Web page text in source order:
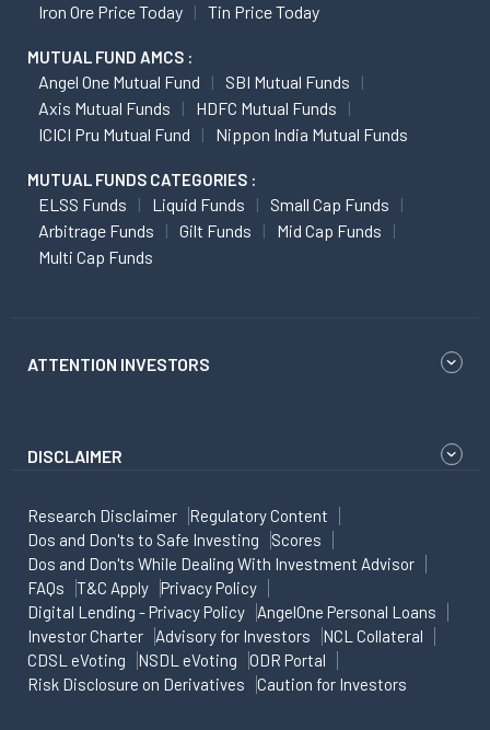
Iron Ore Price Today
Tin Price Today
MUTUAL FUND AMCS :
Angel One Mutual Fund
SBI Mutual Funds
Axis Mutual Funds
HDFC Mutual Funds
ICICI Pru Mutual Fund
Nippon India Mutual Funds
MUTUAL FUNDS CATEGORIES :
ELSS Funds Liquid Funds
Small Cap Funds
Arbitrage Funds
Gilt Funds
Mid Cap Funds
Multi Cap Funds
ATTENTION INVESTORS
DISCLAIMER
Research Disclaimer
Regulatory Content
Dos and Don'ts to Safe Investing
Scores
Dos and Don'ts While Dealing With Investment Advisor
FAQs
T&C Apply
Privacy Policy
Digital Lending - Privacy Policy
AngelOne Personal Loans
Investor Charter
Advisory for Investors
NCL Collateral
CDSL eVoting
NSDL eVoting
ODR Portal
Risk Disclosure on Derivatives
Caution for Investors